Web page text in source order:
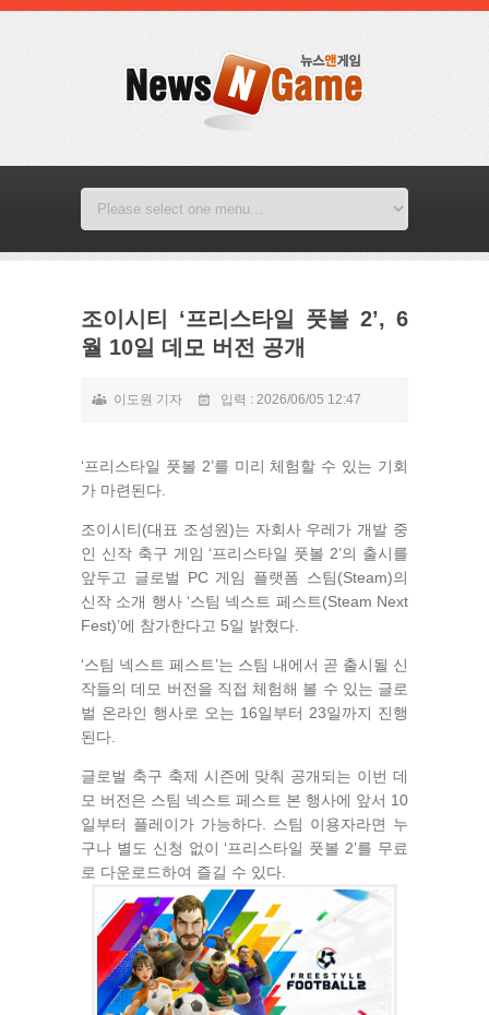
조이시티 ‘프리스타일 풋볼 2’, 6
월 10일 데모 버전 공개
이도원 기자 입력 : 2026/06/05 12:47
‘프리스타일 풋볼 2’를 미리 체험할 수 있는 기회
가 마련된다.
조이시티(대표 조성원)는 자회사 우레가 개발 중
인 신작 축구 게임 ‘프리스타일 풋볼 2’의 출시를
앞두고 글로벌 PC 게임 플랫폼 스팀(Steam)의
신작 소개 행사 ‘스팀 넥스트 페스트(Steam Next
Fest)’에 참가한다고 5일 밝혔다.
‘스팀 넥스트 페스트’는 스팀 내에서 곧 출시될 신
작들의 데모 버전을 직접 체험해 볼 수 있는 글로
벌 온라인 행사로 오는 16일부터 23일까지 진행
된다.
글로벌 축구 축제 시즌에 맞춰 공개되는 이번 데
모 버전은 스팀 넥스트 페스트 본 행사에 앞서 10
일부터 플레이가 가능하다. 스팀 이용자라면 누
구나 별도 신청 없이 ‘프리스타일 풋볼 2’를 무료
로 다운로드하여 즐길 수 있다.